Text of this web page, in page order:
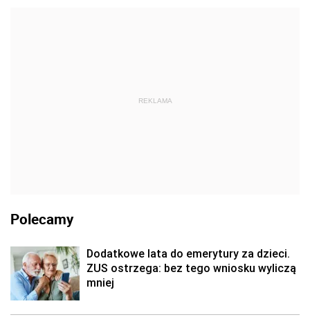
REKLAMA
Polecamy
Dodatkowe lata do emerytury za dzieci.
ZUS ostrzega: bez tego wniosku wyliczą
mniej